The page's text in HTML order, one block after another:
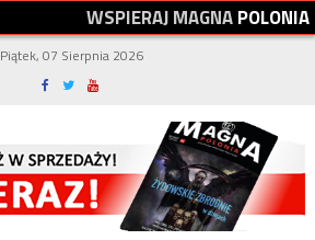
WSPIERAJMAGNAPOLONIA
Piątek, 07 Sierpnia 2026